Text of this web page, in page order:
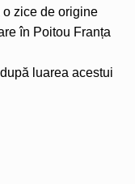
zice de origine
în Poitou Franța
luarea acestui